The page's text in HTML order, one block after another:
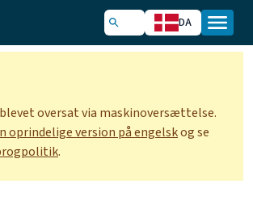
DA
blevet oversat via maskinoversættelse.
oprindelige version på engelskog se
.